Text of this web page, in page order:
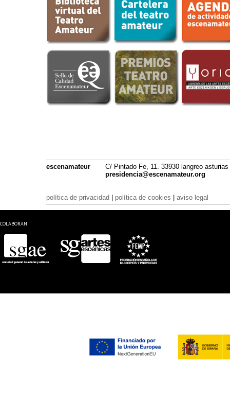
escenamateur
C/ Pintado Fe, 11. 33930 langreo asturias
presidencia@escenamateur.org
política de privacidad política de cookies aviso legal
COLABORAN: